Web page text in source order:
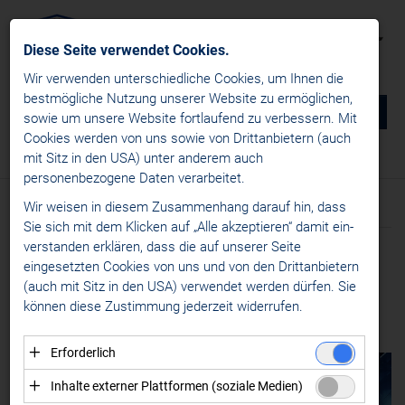
0 DE
NEWS
win2day ICE Hockey League
Alps Hockey League
Liganews
Transfernews
Womens Hockey Leagues
KONTAKT
News / Alps Hockey League / Liganews
Text
Meldung vom 03.02.2026
NO BORDERS. JUST
ALPS.
Diese Seite verwendet Cookies.
Wir verwenden unterschiedliche Cookies, um Ihnen die
best­mögliche Nutzung unserer Website zu ermöglichen,
sowie um unsere Website fortlaufend zu verbessern. Mit
Cookies werden von uns sowie von Drittanbietern (auch
mit Sitz in den USA) unter anderem auch
personenbezogene Daten verarbeitet.
Wir weisen in diesem Zusammenhang darauf hin, dass
Sie sich mit dem Klicken auf „Alle akzeptieren“ damit ein­
ver­standen erklären, dass die auf unserer Seite
eingesetzten Cookies von uns und von den Drittanbietern
(auch mit Sitz in den USA) verwendet werden dürfen. Sie
können diese Zustimmung jederzeit widerrufen.
Erforderlich
Essenzielle Cookies ermöglichen grundlegende
Funktionen und sind für die einwandfreie Funktion der
Inhalte externer Plattformen (soziale Medien)